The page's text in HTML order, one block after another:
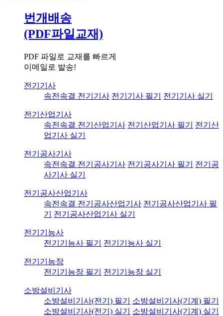
번개배송
(PDF파일교재)
PDF 파일로 교재를 빠르게
이메일로 발송!
전기기사
속전속결 전기기사 전기기사 필기 전기기사 실기
전기산업기사
속전속결 전기산업기사 전기산업기사 필기
전기산
업기사 실기
전기공사기사
속전속결 전기공사기사 전기공사기사 필기
전기공
사기사 실기
전기공사산업기사
속전속결 전기공사산업기사 전기공사산업기사 필
기
전기공사산업기사 실기
전기기능사
전기기능사 필기
전기기능사 실기
전기기능장
전기기능장 필기
전기기능장 실기
소방설비기사
소방설비기사(전기) 필기
소방설비기사(기계) 필기
소방설비기사(전기) 실기
소방설비기사(기계) 실기